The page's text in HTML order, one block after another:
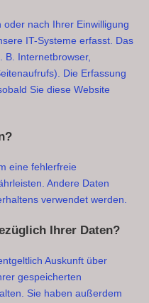
nach Ihrer Einwilligung
IT-Systeme erfasst. Das
B. Internetbrowser,
Die Erfassung
Sie diese Website
eine fehlerfreie
Andere Daten
verwendet werden.
Ihrer Daten?
Auskunft über
gespeicherten
Sie haben außerdem